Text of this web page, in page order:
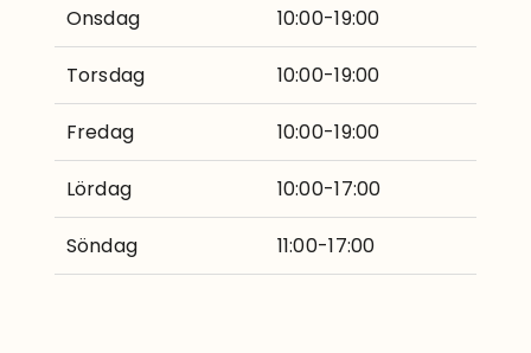
Onsdag 10:00-19:00
Torsdag 10:00-19:00
Fredag 10:00-19:00
Lördag 10:00-17:00
Söndag 11:00-17:00